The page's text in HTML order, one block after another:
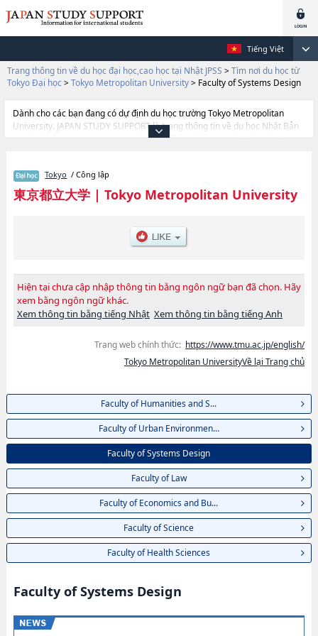
Tiếng Việt
Trang thông tin về du học đại học,cao học tại Nhật JPSS > Tìm nơi du học từ
Tokyo Đại học > Tokyo Metropolitan University> Faculty of Systems Design
Dành cho các bạn đang có dự định du học trường Tokyo Metropolitan
University. JAPAN STUDY SUPPORT là trang thông tin về du học Nhật Bản
dành cho du học sinh nước ngoài, được đồng vận hành bởi Hiệp hội Asia
Faculty of Urban Environmental ScienceshoặcNgành Faculty of Systems
DesignhoặcNgành Faculty of LawhoặcNgành Faculty of Economics and
Business AdministrationhoặcNgành Faculty of SciencehoặcNgành Faculty
chi tiết về từng ngành học, nên nếu bạn đang tìm hiểu thông tin du học liên
quan tới Tokyo Metropolitan University thì hãy sử dụng trang web
Tokyo / Công lập
東京都立大学| Tokyo Metropolitan University
Hiện tại chưa cập nhập thông tin bằng ngôn ngữ bạn đã chọn. Hãy
xem bằng ngôn ngữ khác.
Xem thông tin bằng tiếng Nhật Xem thông tin bằng tiếng Anh
Trang web chính thức: https://www.tmu.ac.jp/english/
Tokyo Metropolitan UniversityVề lại Trang chủ
Faculty of Humanities and S...
Faculty of Urban Environmen...
Faculty of Systems Design
Faculty of Law
Faculty of Economics and Bu...
Faculty of Science
Faculty of Health Sciences
Faculty of Systems Design